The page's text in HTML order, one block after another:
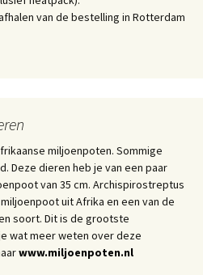
van de bestelling in Rotterdam
miljoenpoten. Sommige
Deze dieren heb je van een paar
van 35 cm. Archispirostreptus
uit Afrika en een van de
soort. Dit is de grootste
wat meer weten over deze
www.miljoenpoten.nl